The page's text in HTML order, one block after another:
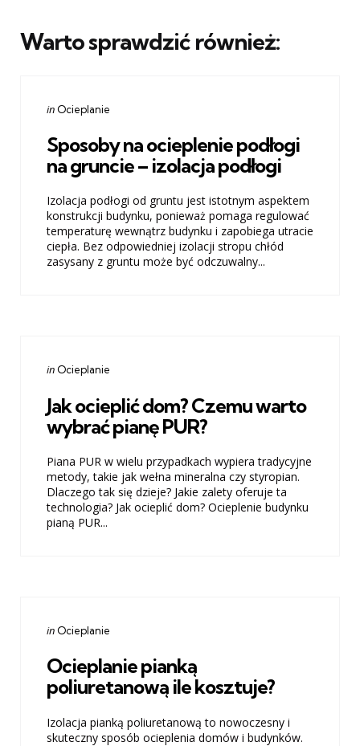
Warto sprawdzić również:
Categories
Posted
in Ocieplanie
Sposoby na ocieplenie podłogi
na gruncie – izolacja podłogi
Izolacja podłogi od gruntu jest istotnym aspektem
konstrukcji budynku, ponieważ pomaga regulować
temperaturę wewnątrz budynku i zapobiega utracie
ciepła. Bez odpowiedniej izolacji stropu chłód
zasysany z gruntu może być odczuwalny...
Categories
Posted
in Ocieplanie
Jak ocieplić dom? Czemu warto
wybrać pianę PUR?
Piana PUR w wielu przypadkach wypiera tradycyjne
metody, takie jak wełna mineralna czy styropian.
Dlaczego tak się dzieje? Jakie zalety oferuje ta
technologia? Jak ocieplić dom? Ocieplenie budynku
pianą PUR...
Categories
Posted
in Ocieplanie
Ocieplanie pianką
poliuretanową ile kosztuje?
Izolacja pianką poliuretanową to nowoczesny i
skuteczny sposób ocieplenia domów i budynków.